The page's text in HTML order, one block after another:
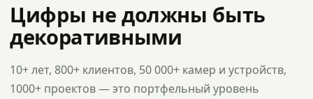
Цифры не должны быть
декоративными
10+ лет, 800+ клиентов, 50 000+ камер и устройств,
1000+ проектов — это портфельный уровень